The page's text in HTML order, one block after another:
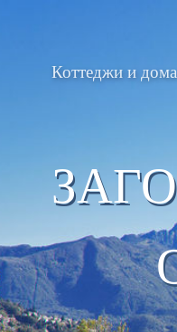
Коттеджи и дома